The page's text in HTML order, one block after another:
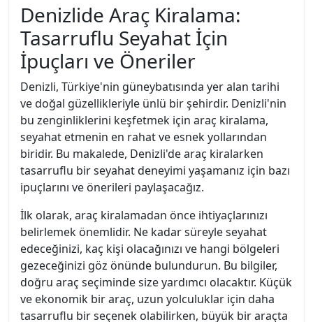
Denizlide Araç Kiralama:
Tasarruflu Seyahat İçin
İpuçları ve Öneriler
Denizli, Türkiye'nin güneybatısında yer alan tarihi
ve doğal güzellikleriyle ünlü bir şehirdir. Denizli'nin
bu zenginliklerini keşfetmek için araç kiralama,
seyahat etmenin en rahat ve esnek yollarından
biridir. Bu makalede, Denizli'de araç kiralarken
tasarruflu bir seyahat deneyimi yaşamanız için bazı
ipuçlarını ve önerileri paylaşacağız.
İlk olarak, araç kiralamadan önce ihtiyaçlarınızı
belirlemek önemlidir. Ne kadar süreyle seyahat
edeceğinizi, kaç kişi olacağınızı ve hangi bölgeleri
gezeceğinizi göz önünde bulundurun. Bu bilgiler,
doğru araç seçiminde size yardımcı olacaktır. Küçük
ve ekonomik bir araç, uzun yolculuklar için daha
tasarruflu bir seçenek olabilirken, büyük bir araçta